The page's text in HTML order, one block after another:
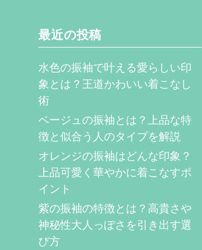
最近の投稿
水色の振袖で叶える愛らしい印
象とは？王道かわいい着こなし
術
ベージュの振袖とは？上品な特
徴と似合う人のタイプを解説
オレンジの振袖はどんな印象？
上品可愛く華やかに着こなすポ
イント
紫の振袖の特徴とは？高貴さや
神秘性大人っぽさを引き出す選
び方